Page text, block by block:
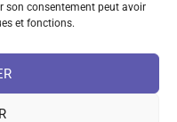
son consentement peut avoir
et fonctions.
· SUISSE